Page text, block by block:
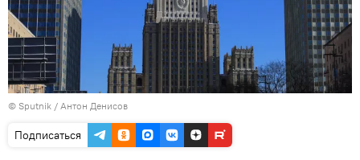
© Sputnik / Антон Денисов
Подписаться